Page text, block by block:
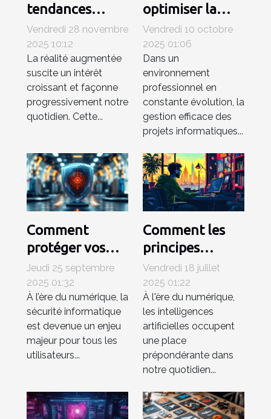
tendances
émergentes en
réalité
augmentée
Vendredi 28 novembre
2025 10:12
La réalité augmentée
suscite un intérêt
croissant et façonne
progressivement notre
quotidien. Cette...
optimiser la
gestion de
projets
informatiques
en entreprise
Vendredi 10 octobre
2025 01:06
Dans un
environnement
professionnel en
constante évolution, la
gestion efficace des
projets informatiques...
Comment
protéger vos
appareils des
logiciels
malveillants les
plus récents ?
Jeudi 25 septembre
2025 01:32
À l’ère du numérique, la
sécurité informatique
est devenue un enjeu
majeur pour tous les
utilisateurs...
Comment les
principes
éthiques
influencent-ils
le
développement
de l'IA ?
Vendredi 18 juillet
2025 01:22
À l'ère du numérique,
les intelligences
artificielles occupent
une place
prépondérante dans
notre quotidien...